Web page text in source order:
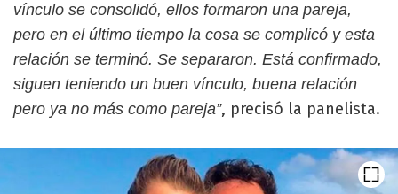
vínculo se consolidó, ellos formaron una pareja,
pero en el último tiempo la cosa se complicó y esta
relación se terminó. Se separaron. Está confirmado,
siguen teniendo un buen vínculo, buena relación
pero ya no más como pareja”, precisó la panelista.